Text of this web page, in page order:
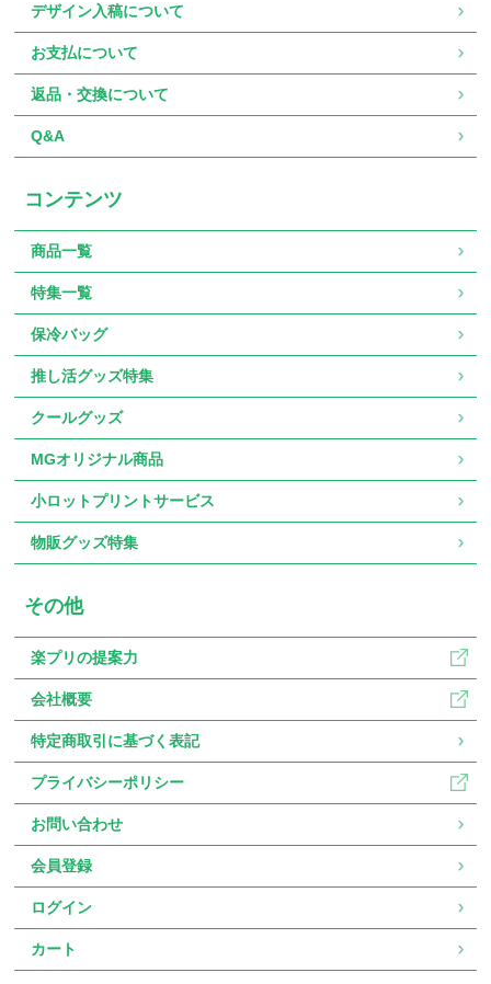
デザイン入稿について
お支払について
返品・交換について
Q&A
コンテンツ
商品一覧
特集一覧
保冷バッグ
推し活グッズ特集
クールグッズ
MGオリジナル商品
小ロットプリントサービス
物販グッズ特集
その他
楽プリの提案力
会社概要
特定商取引に基づく表記
プライバシーポリシー
お問い合わせ
会員登録
ログイン
カート